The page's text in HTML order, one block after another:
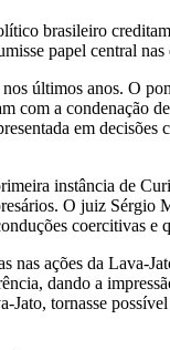
brasileiro
papel central
últimos anos. O
com a condenação
em
instância de
O juiz Sérgio
coercitivas e
nas ações da Lava-
dando a
tornasse